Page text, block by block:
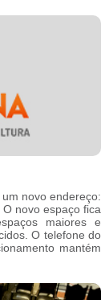
novo endereço:
novo espaço fica
maiores e
O telefone do
mantém